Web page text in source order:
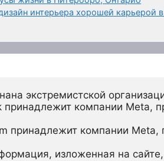
интерьера хорошей карьерой
экстремистской
компании Meta,
принадлежит компании Meta,
изложенная на сайте,